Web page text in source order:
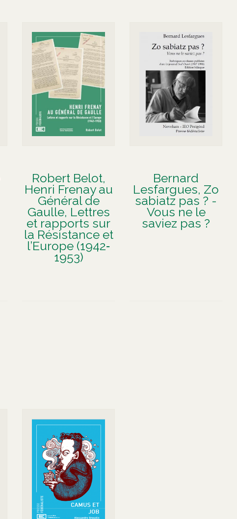
Robert Belot,
Henri Frenay au
Général de
Gaulle, Lettres
et rapports sur
la Résistance et
l’Europe (1942‐
1953)
Bernard
Lesfargues, Zo
sabiatz pas ? -
Vous ne le
saviez pas ?